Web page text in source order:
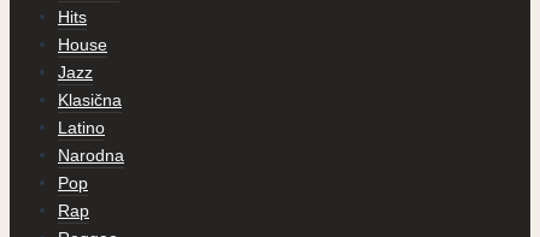
Hits
House
Jazz
Klasična
Latino
Narodna
Pop
Rap